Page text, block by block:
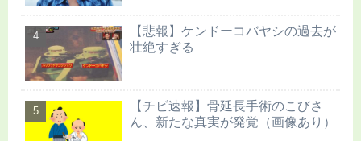
【悲報】ケンドーコバヤシの過去が
壮絶すぎる
【チビ速報】骨延長手術のこびさ
ん、新たな真実が発覚（画像あり）